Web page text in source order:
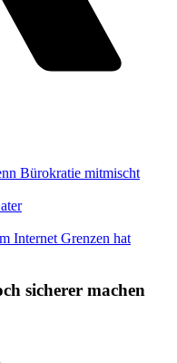
Bürokratie mitmischt
Internet Grenzen hat
sicherer machen